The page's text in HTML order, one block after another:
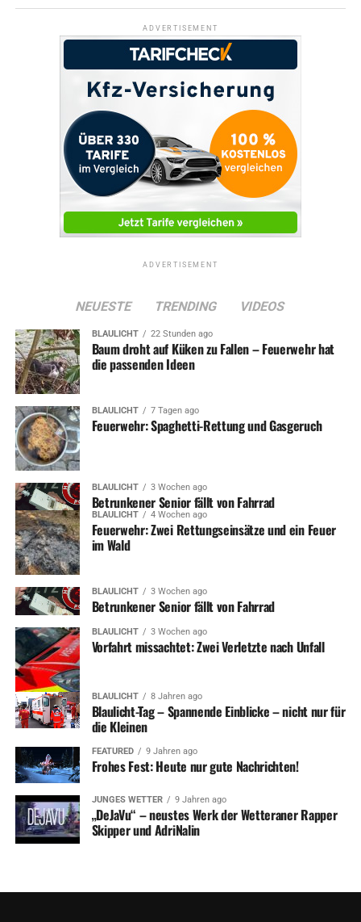
ADVERTISEMENT
ADVERTISEMENT
NEUESTE TRENDING VIDEOS
BLAULICHT 22 Stunden ago
Baum droht auf Küken zu Fallen – Feuerwehr hat
die passenden Ideen
BLAULICHT 7 Tagen ago
Feuerwehr: Spaghetti-Rettung und Gasgeruch
BLAULICHT 3 Wochen ago
Betrunkener Senior fällt von Fahrrad
BLAULICHT 4 Wochen ago
Feuerwehr: Zwei Rettungseinsätze und ein Feuer
im Wald
BLAULICHT 3 Wochen ago
Betrunkener Senior fällt von Fahrrad
BLAULICHT 3 Wochen ago
Vorfahrt missachtet: Zwei Verletzte nach Unfall
BLAULICHT 8 Jahren ago
Blaulicht-Tag – Spannende Einblicke – nicht nur für
die Kleinen
FEATURED 9 Jahren ago
Frohes Fest: Heute nur gute Nachrichten!
JUNGES WETTER 9 Jahren ago
„DeJaVu“ – neustes Werk der Wetteraner Rapper
Skipper und AdriNalin